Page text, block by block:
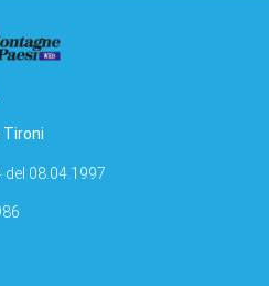
Tironi
del 08.04.1997